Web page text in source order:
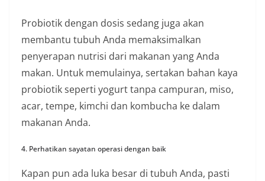
Probiotik dengan dosis sedang juga akan
membantu tubuh Anda memaksimalkan
penyerapan nutrisi dari makanan yang Anda
makan. Untuk memulainya, sertakan bahan kaya
probiotik seperti yogurt tanpa campuran, miso,
acar, tempe, kimchi dan kombucha ke dalam
makanan Anda.
4. Perhatikan sayatan operasi dengan baik
Kapan pun ada luka besar di tubuh Anda, pasti